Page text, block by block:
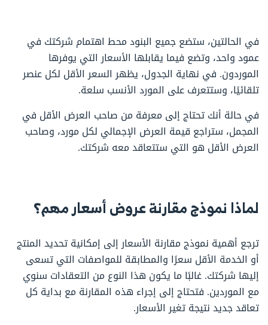
في الحالتين، ستضع جميع البنود محط اهتمام شركتك في
عمود واحد، وتضع فيما يقابلها الأسعار التي يوفرها
الموردون. في نهاية الجدول، يظهر السعر الأقل لكل عنصر
تلقائيًا، وستتعرف على المورد الأنسب سلعة.
في حالة أنك تحتاج إلى معرفة من صاحب العرض الأقل في
المجمل، ستراجع قيمة العرض الإجمالي لكل مورد، وصاحب
العرض الأقل هو التي ستتعاقد معه شركتك.
لماذا نموذج مقارنة عروض أسعار مهم؟
ترجع أهمية نموذج مقارنة الأسعار إلى إمكانية تحديد المنتج
أو الخدمة الأقل سعرًا والمطابقة للمواصفات التي تسعى
إليها شركتك. غالبًا ما يكون هذا النوع من التعقادات سنوي
مع الموردين. فتحتاج إلى إجراء هذه المقارنة مع بداية كل
تعاقد جديد نتيجة تغير الأسعار.